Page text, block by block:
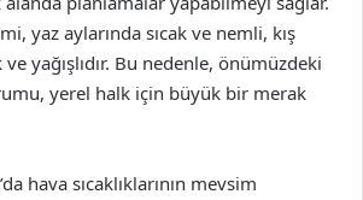
yaz aylarında sıcak ve nemli, kış
yağışlıdır. Bu nedenle, önümüzdeki
yerel halk için büyük bir merak
hava sıcaklıklarının mevsim